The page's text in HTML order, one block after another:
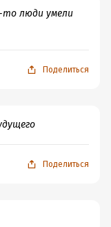
люди умели
Поделиться
Поделиться